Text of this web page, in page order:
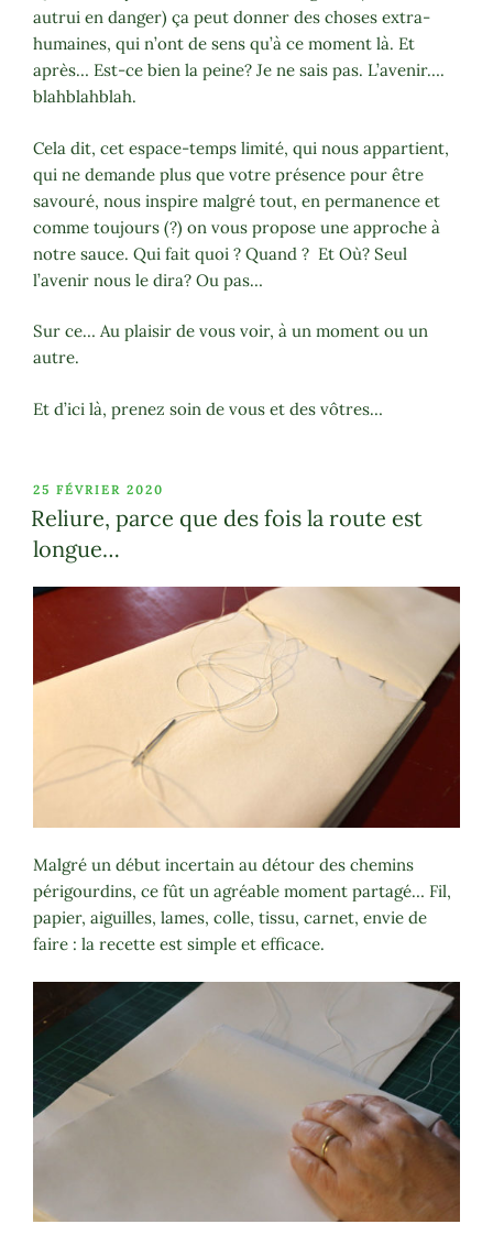
autrui en danger) ça peut donner des choses extra-
humaines, qui n’ont de sens qu’à ce moment là. Et
après… Est-ce bien la peine? Je ne sais pas. L’avenir….
blahblahblah.
Cela dit, cet espace-temps limité, qui nous appartient,
qui ne demande plus que votre présence pour être
savouré, nous inspire malgré tout, en permanence et
comme toujours (?) on vous propose une approche à
notre sauce. Qui fait quoi ? Quand ? Et Où? Seul
l’avenir nous le dira? Ou pas…
Sur ce… Au plaisir de vous voir, à un moment ou un
autre.
Et d’ici là, prenez soin de vous et des vôtres…
PUBLIÉ
LE
25 FÉVRIER 2020
Reliure, parce que des fois la route est
longue…
Malgré un début incertain au détour des chemins
périgourdins, ce fût un agréable moment partagé… Fil,
papier, aiguilles, lames, colle, tissu, carnet, envie de
faire : la recette est simple et efficace.